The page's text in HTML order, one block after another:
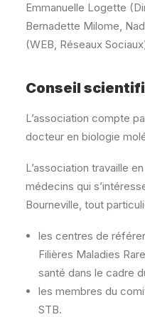
Emmanuelle Logette
Bernadette Milome,
(WEB, Réseaux
Conseil
L’association compte
docteur en biologie
L’association travaille
médecins qui
Bourneville, tout
les centres de
Filières Maladies
santé dans le cadre
les membres du
STB.